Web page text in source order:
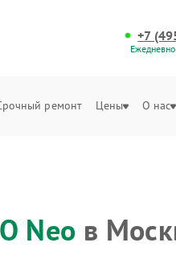
+7
ремонт Цены О нас
Neo в